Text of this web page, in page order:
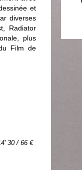
et
diverses
Radiator
plus
Film de
30 / 66 €